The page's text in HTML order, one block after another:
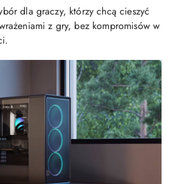
dla graczy, którzy chcą cieszyć
z gry, bez kompromisów w